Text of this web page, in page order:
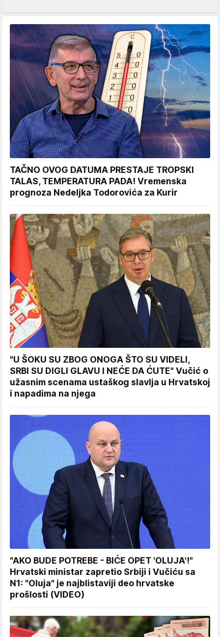
TAČNO OVOG DATUMA PRESTAJE TROPSKI
TALAS, TEMPERATURA PADA! Vremenska
prognoza Nedeljka Todorovića za Kurir
"U ŠOKU SU ZBOG ONOGA ŠTO SU VIDELI,
SRBI SU DIGLI GLAVU I NEĆE DA ĆUTE" Vučić o
užasnim scenama ustaškog slavlja u Hrvatskoj
i napadima na njega
"AKO BUDE POTREBE - BIĆE OPET 'OLUJA'!"
Hrvatski ministar zapretio Srbiji i Vučiću sa
N1: "Oluja" je najblistaviji deo hrvatske
prošlosti (VIDEO)